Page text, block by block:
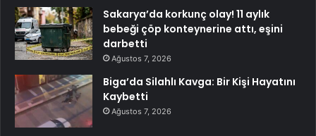
Sakarya’da korkunç olay! 11 aylık
bebeği çöp konteynerine attı, eşini
darbetti
Ağustos 7, 2026
Biga’da Silahlı Kavga: Bir Kişi Hayatını
Kaybetti
Ağustos 7, 2026